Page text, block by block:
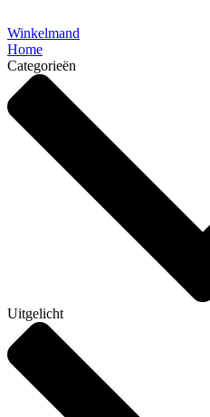
Winkelmand
Home
Categorieën
Uitgelicht